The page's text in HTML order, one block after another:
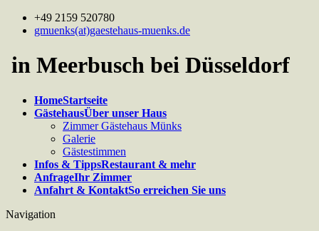
+49 2159 520780
gmuenks(at)gaestehaus-muenks.de
in Meerbusch bei Düsseldorf
HomeStartseite
GästehausÜber unser Haus
Zimmer Gästehaus Münks
Galerie
Gästestimmen
Infos & TippsRestaurant & mehr
AnfrageIhr Zimmer
Anfahrt & KontaktSo erreichen Sie uns
Navigation